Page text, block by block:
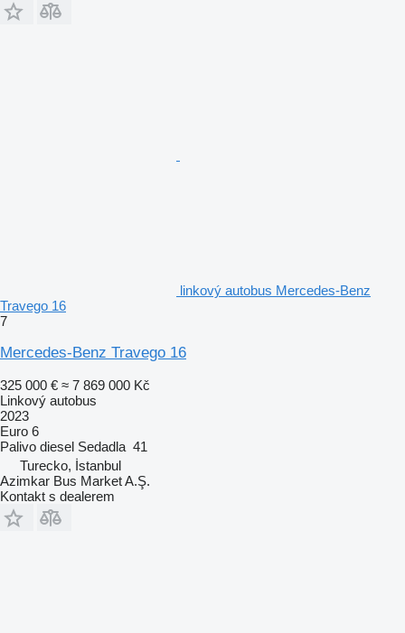
linkový autobus Mercedes-Benz
Travego 16
7
Mercedes-Benz Travego 16
325 000 € ≈ 7 869 000 Kč
Linkový autobus
2023
Euro 6
Palivo diesel Sedadla 41
Turecko, İstanbul
Azimkar Bus Market A.Ş.
Kontakt s dealerem